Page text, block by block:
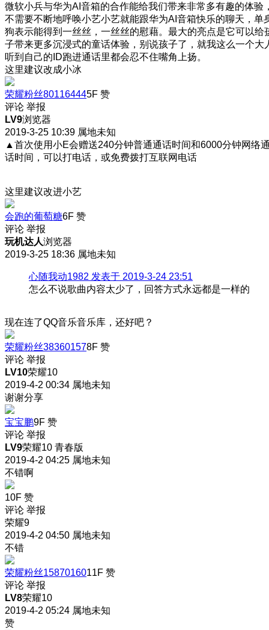
微软小兵与华为AI音箱的合作能给我们带来非常多有趣的体验
不需要不断地呼唤小艺小艺就能跟华为AI音箱快乐的聊天，单
狗表示能得到一丝丝，一丝丝的慰藉。最大的亮点是它可以给
子带来更多沉浸式的童话体验，别说孩子了，就我这么一个大
听到自己的ID跑进通话里都会忍不住嘴角上扬。
这里建议改成小冰
荣耀粉丝801164445F 赞
评论 举报
LV9浏览器
2019-3-25 10:39 属地未知
▲首次使用小E会赠送240分钟普通通话时间和6000分钟网络
话时间，可以打电话，或免费拨打互联网电话
这里建议改进小艺
会跑的葡萄糖6F 赞
评论 举报
玩机达人浏览器
2019-3-25 18:36 属地未知
心随我动1982 发表于 2019-3-24 23:51
怎么不说歌曲内容太少了，回答方式永远都是一样的
现在连了QQ音乐音乐库，还好吧？
荣耀粉丝383601578F 赞
评论 举报
LV10荣耀10
2019-4-2 00:34 属地未知
谢谢分享
宝宝鹏9F 赞
评论 举报
LV9荣耀10 青春版
2019-4-2 04:25 属地未知
不错啊
10F 赞
评论 举报
荣耀9
2019-4-2 04:50 属地未知
不错
荣耀粉丝1587016011F 赞
评论 举报
LV8荣耀10
2019-4-2 05:24 属地未知
赞